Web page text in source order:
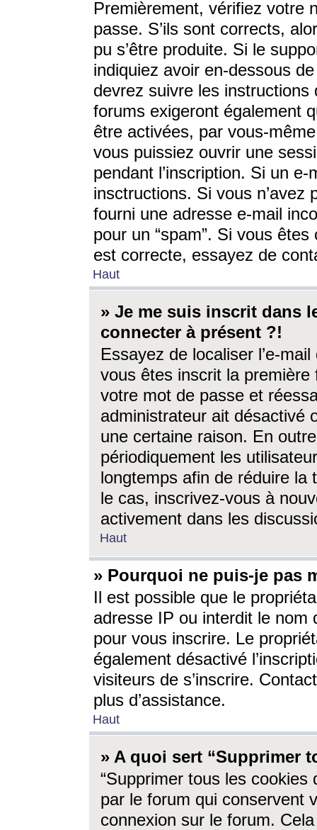
Premièrement, vérifiez votre
passe. S’ils sont corrects,
pu s’être produite. Si le
indiquiez avoir en-dessous
devrez suivre les
forums exigeront également
être activées, par vous-
vous puissiez ouvrir une
pendant l’inscription. Si un
insctructions. Si vous n’avez
fourni une adresse e-mail
pour un “spam”. Si vous
est correcte, essayez de
Haut
» Je me suis inscrit dans
connecter à présent ?!
Essayez de localiser l’e-
vous êtes inscrit la première
votre mot de passe et
administrateur ait désactivé
une certaine raison. En
périodiquement les
longtemps afin de réduire la
le cas, inscrivez-vous à
activement dans les
Haut
» Pourquoi ne puis-je pas
Il est possible que le
adresse IP ou interdit le nom
pour vous inscrire. Le
également désactivé
visiteurs de s’inscrire.
plus d’assistance.
Haut
» A quoi sert “Supprimer
“Supprimer tous les cookies
par le forum qui conservent
connexion sur le forum.